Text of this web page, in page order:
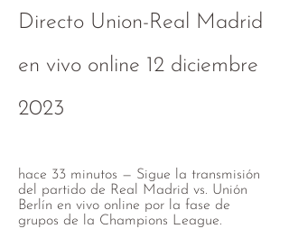
Directo Union-Real Madrid
en vivo online 12 diciembre
2023
hace 33 minutos — Sigue la transmisión
del partido de Real Madrid vs. Unión
Berlín en vivo online por la fase de
grupos de la Champions League.